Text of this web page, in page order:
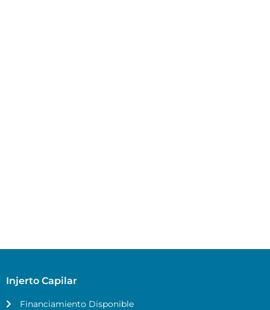
Injerto Capilar
Financiamiento Disponible